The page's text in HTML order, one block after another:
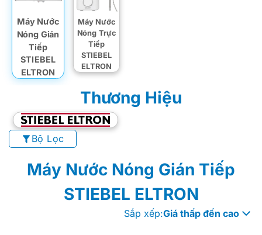
Máy Nước
Nóng Gián
Tiếp
STIEBEL
ELTRON
Máy Nước
Nóng Trực
Tiếp
STIEBEL
ELTRON
Thương Hiệu
Bộ Lọc
Máy Nước Nóng Gián Tiếp
STIEBEL ELTRON
Sắp xếp:Giá thấp đến cao